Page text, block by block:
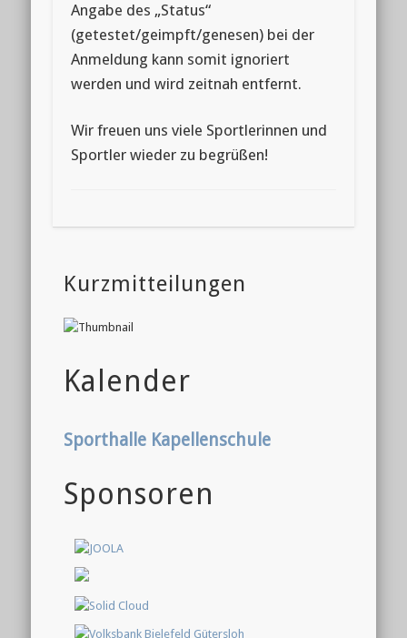
Angabe des „Status“
(getestet/geimpft/genesen) bei der
Anmeldung kann somit ignoriert
werden und wird zeitnah entfernt.
Wir freuen uns viele Sportlerinnen und
Sportler wieder zu begrüßen!
Kurzmitteilungen
Kalender
Sporthalle Kapellenschule
Sponsoren